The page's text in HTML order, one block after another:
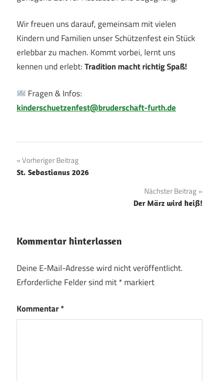
Wir freuen uns darauf, gemeinsam mit vielen
Kindern und Familien unser Schützenfest ein Stück
erlebbar zu machen. Kommt vorbei, lernt uns
kennen und erlebt:Tradition macht richtig Spaß!
Fragen & Infos:
kinderschuetzenfest@bruderschaft-furth.de
Beitragsnavigation
Vorheriger Beitrag
St. Sebastianus 2026
Nächster Beitrag
Der März wird heiß!
Kommentar hinterlassen
Deine E-Mail-Adresse wird nicht veröffentlicht.
Erforderliche Felder sind mit*markiert
Kommentar*